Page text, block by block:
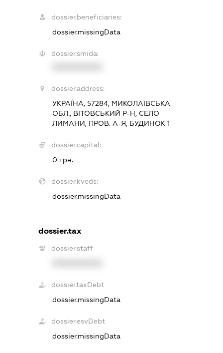
dossier.beneficiaries:
dossier.missingData
dossier.smida:
dossier.address:
УКРАЇНА, 57284, МИКОЛАЇВСЬКА
ОБЛ., ВІТОВСЬКИЙ Р-Н, СЕЛО
ЛИМАНИ, ПРОВ. А-Я, БУДИНОК 1
dossier.capital:
0 грн.
dossier.kveds:
dossier.missingData
dossier.tax
dossier.staff
dossier.taxDebt
dossier.missingData
dossier.esvDebt
dossier.missingData